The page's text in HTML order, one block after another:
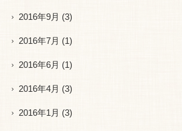
2016年9月 (3)
2016年7月 (1)
2016年6月 (1)
2016年4月 (3)
2016年1月 (3)